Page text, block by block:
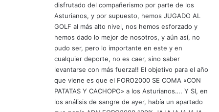
disfrutado del compañerismo por parte de los
Asturianos, y por supuesto, hemos JUGADO AL
GOLF al más alto nivel, nos hemos esforzado y
hemos dado lo mejor de nosotros, y aún así, no
pudo ser, pero lo importante en este y en
cualquier deporte, no es caer, sino saber
levantarse con más fuerza!! El objetivo para el año
que viene es que el FORO2000 SE COMA «CON
PATATAS Y CACHOPO» a los Asturianos…. Y SI, en
los análisis de sangre de ayer, había un apartado